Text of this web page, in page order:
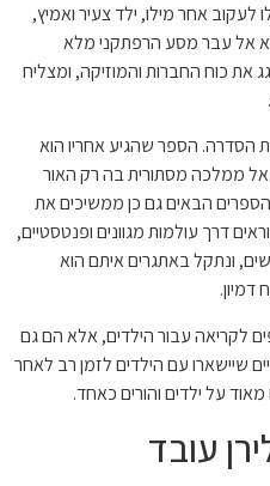
אחר מילו, ילד צעיר ואמיץ,
אל עבר מסע הרפתקני מלא
את כוח החברות והמוזיקה, ומצליח
הספר שהגיע אחריו הוא
אל ממלכה מסתורית בה רק האור
הספרים הבאים גם כן ממשיכים את
דרך עולמות מגוונים ופנטסטיים,
ונתקל באתגרים איתם הוא
לקריאה עבור הילדים, אלא הם גם
שיישארו עם הילדים לזמן רב לאחר
על ילדים והורים כאחד.
עובד